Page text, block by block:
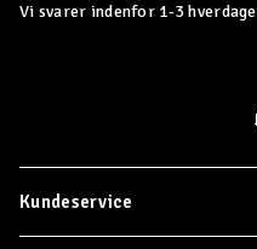
Vi svarer indenfor 1-3 hverdage
Kundeservice